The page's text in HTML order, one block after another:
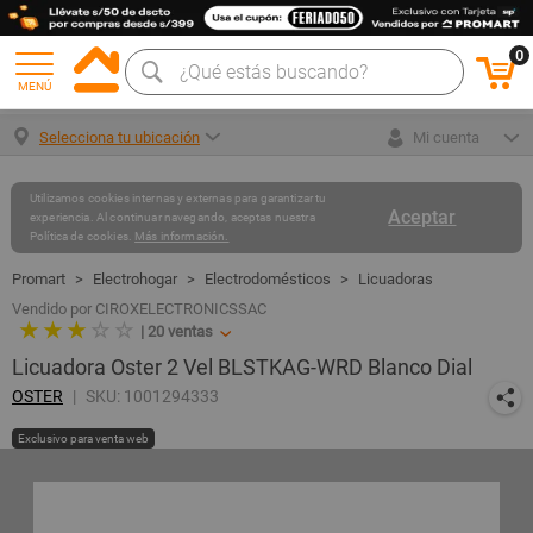
MENÚ
0
Selecciona tu ubicación Mi cuenta
Aceptar
Utilizamos cookies internas y externas para garantizar tu
experiencia. Al continuar navegando, aceptas nuestra
Política de cookies. Más información.
Electrohogar Electrodomésticos
Licuadoras
Vendido por CIROXELECTRONICSSAC
★ ★ ★ ☆ ☆ | 20 ventas
Licuadora Oster 2 Vel BLSTKAG-WRD Blanco Dial
OSTER SKU: 1001294333
Exclusivo para venta web